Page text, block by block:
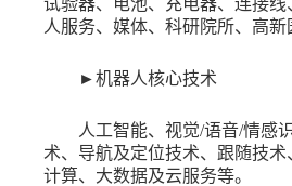
人服务、媒体、科研院所、高
►机器人核心技术
人工智能、视觉/语音/情感
术、导航及定位技术、跟随技
计算、大数据及云服务等。